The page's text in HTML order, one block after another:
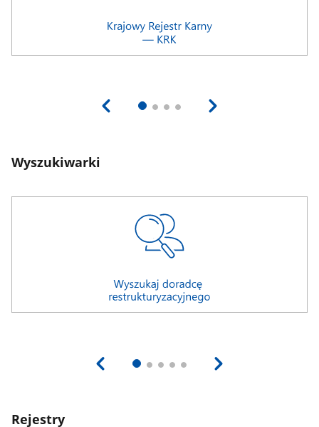
Wyszukiwarki
Rejestry